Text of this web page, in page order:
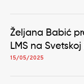
Željana Babić
LMS na
15/05/2025